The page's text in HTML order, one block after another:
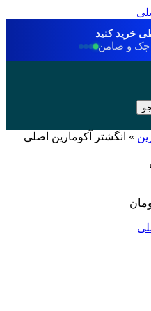
خرید کنید
چک و ضامن
» انگشتر آکومارین اصلی